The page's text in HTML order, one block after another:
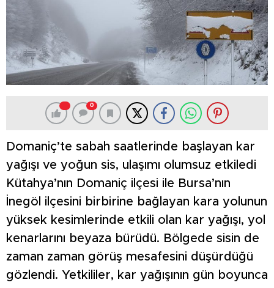
0
Domaniç’te sabah saatlerinde başlayan kar
yağışı ve yoğun sis, ulaşımı olumsuz etkiledi
Kütahya’nın Domaniç ilçesi ile Bursa’nın
İnegöl ilçesini birbirine bağlayan kara yolunun
yüksek kesimlerinde etkili olan kar yağışı, yol
kenarlarını beyaza bürüdü. Bölgede sisin de
zaman zaman görüş mesafesini düşürdüğü
gözlendi. Yetkililer, kar yağışının gün boyunca